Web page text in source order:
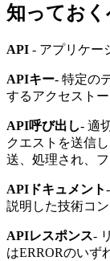
知ってお
API - アプリケー
APIキー- 特定の
するアクセスト
API呼び出し- 適
クエストを送信
送、処理され、
APIドキュメント
説明した技術コ
APIレスポンス-
はERRORのいず